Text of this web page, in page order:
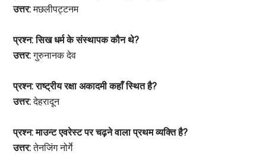
उत्तर:मछलीपट्टनम
प्रश्न: सिख धर्म के संस्थापक कौन थे?
उत्तर:गुरुनानक देव
प्रश्न: राष्ट्रीय रक्षा अकादमी कहाँ स्थित है?
उत्तर:देहरादून
प्रश्न: माउन्ट एवरेस्ट पर चढ़ने वाला प्रथम व्यक्ति है?
उत्तर:तेनजिंग नोर्गे